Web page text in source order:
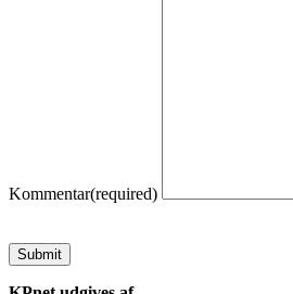
Kommentar(required)
Submit